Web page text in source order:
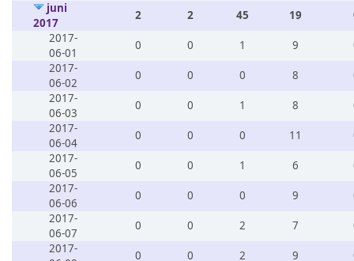
juni
2017
2 2 45 19
2017-
06-01
0 0 1 9
2017-
06-02
0 0 0 8
2017-
06-03
0 0 1 8
2017-
06-04
0 0 0 11
2017-
06-05
0 0 1 6
2017-
06-06
0 0 0 9
2017-
06-07
0 0 2 7
2017-
0 0 2 9